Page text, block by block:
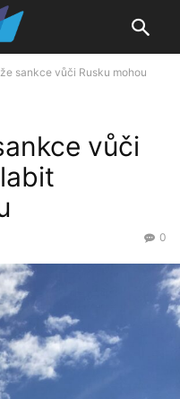
sankce vůči Rusku mohou
vůči
0